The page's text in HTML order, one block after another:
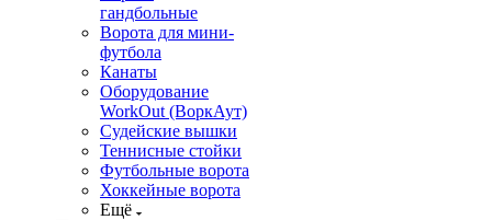
гандбольные
Ворота для мини-
футбола
Канаты
Оборудование
WorkOut (ВоркАут)
Судейские вышки
Теннисные стойки
Футбольные ворота
Хоккейные ворота
Ещё